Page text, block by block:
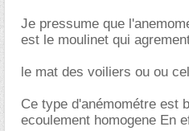
Je pressume que
est le moulinet qui
le mat des voiliers ou ou
Ce type d'anémométre est
ecoulement homogene En